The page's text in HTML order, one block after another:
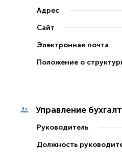
Адрес
Сайт
Электронная почта
Положение о
Управление
Руководитель
Должность